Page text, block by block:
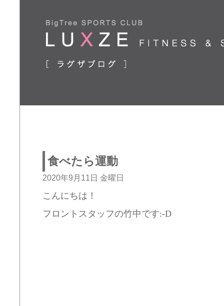
食べたら運動
2020年9月11日 金曜日
こんにちは！
フロントスタッフの竹中です:-D